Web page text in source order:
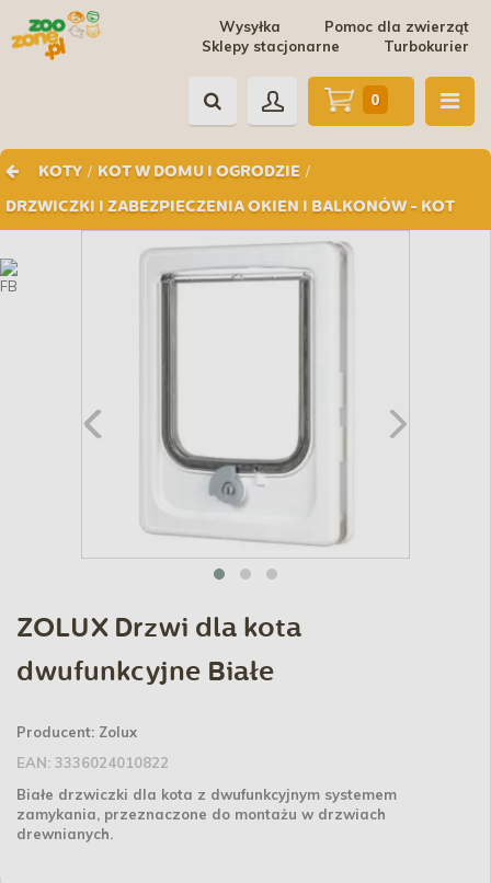
Pomoc dla zwierząt
Wysyłka
Turbokurier
Sklepy stacjonarne
KOTY / KOT W DOMU I OGRODZIE /
DRZWICZKI I ZABEZPIECZENIA OKIEN I BALKONÓW - KOT
0
ZOLUX Drzwi dla kota
dwufunkcyjne Białe
Producent: Zolux
EAN: 3336024010822
Białe drzwiczki dla kota z dwufunkcyjnym systemem
zamykania, przeznaczone do montażu w drzwiach
drewnianych.